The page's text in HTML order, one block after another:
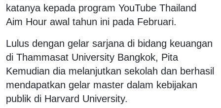
katanya kepada program YouTube Thailand
Aim Hour awal tahun ini pada Februari.
Lulus dengan gelar sarjana di bidang keuangan
di Thammasat University Bangkok, Pita
Kemudian dia melanjutkan sekolah dan berhasil
mendapatkan gelar master dalam kebijakan
publik di Harvard University.